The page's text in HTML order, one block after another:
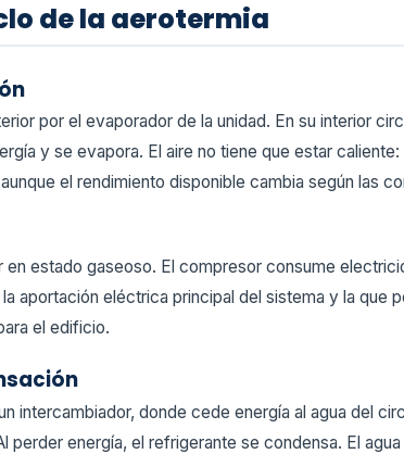
de la aerotermia
por el evaporador de la unidad. En su interior
y se evapora. El aire no tiene que estar
el rendimiento disponible cambia según las
en estado gaseoso. El compresor consume
aportación eléctrica principal del sistema y la que
el edificio.
intercambiador, donde cede energía al agua del
perder energía, el refrigerante se condensa. El